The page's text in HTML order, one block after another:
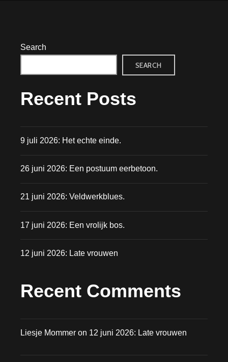
Search
SEARCH
Recent Posts
9 juli 2026: Het echte einde.
26 juni 2026: Een postuum eerbetoon.
21 juni 2026: Veldwerkblues.
17 juni 2026: Een vrolijk bos.
12 juni 2026: Late vrouwen
Recent Comments
Liesje Mommer on 12 juni 2026: Late vrouwen